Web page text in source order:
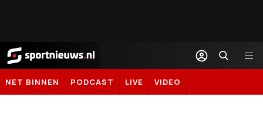
Sportnieuws.nl
NET BINNEN PODCAST LIVE VIDEO